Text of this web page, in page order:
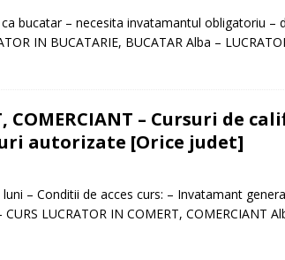
bucatar – necesita invatamantul obligatoriu –
IN BUCATARIE, BUCATAR Alba –
COMERCIANT – Cursuri de
autorizate [Orice judet]
– Conditii de acces curs: – Invatamant
LUCRATOR IN COMERT, COMERCIANT